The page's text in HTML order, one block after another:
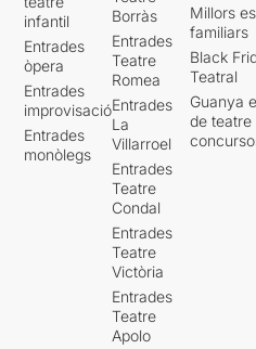
infantil
Entrades
òpera
Entrades
improvisació
Entrades
monòlegs
Borràs
Entrades
Teatre
Romea
Entrades
La
Villarroel
Entrades
Teatre
Condal
Entrades
Teatre
Victòria
Entrades
Teatre
Apolo
Millors
familiars
Black
Teatral
Guanya
de teatre